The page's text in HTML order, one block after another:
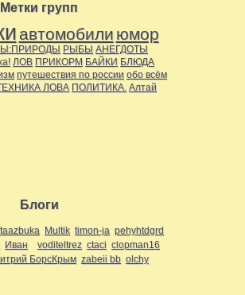
Метки групп
автомобили юмор
РЫБЫ АНЕГДОТЫ
ЛОВ ПРИКОРМ БАЙКИ БЛЮДА
путешествия по россии обо всём
ЛОВА ПОЛИТИКА. Алтай
Блоги
Multik timon-ja pehyhtdgrd
Иван voditeltrez ctaci clopman16
БорсКрым zabeii bb olchy